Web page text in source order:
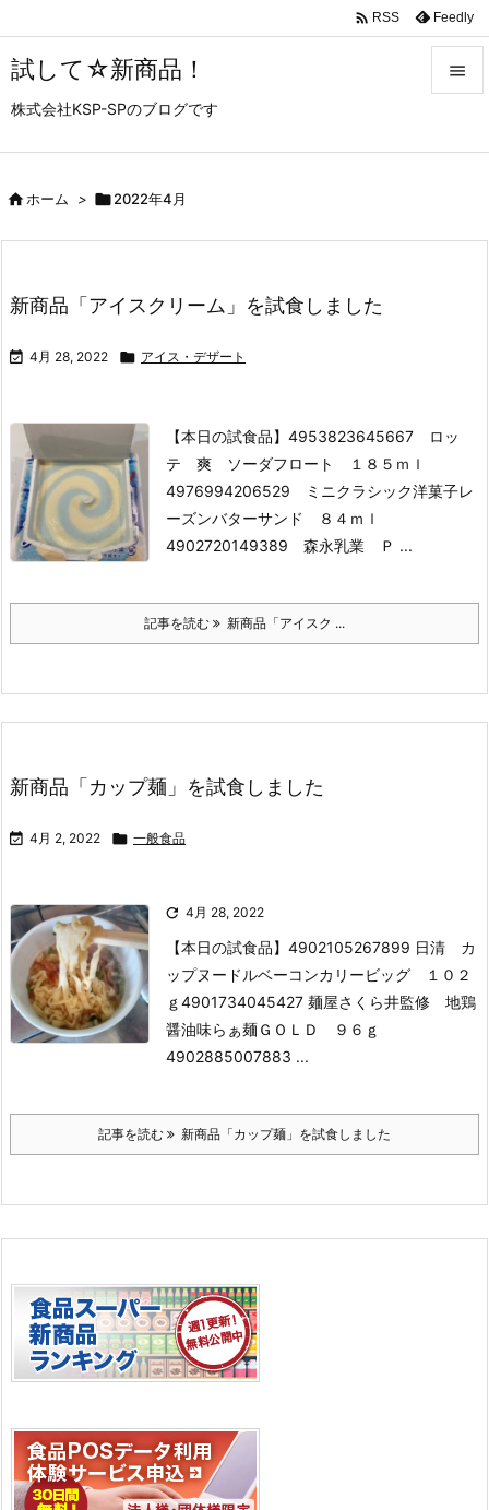
試して☆新商品！
株式会社KSP-SPのブログです

 RSS Feedly
ホーム > 2022年4月
新商品「アイスクリーム」を試食しました
 4月 28, 2022  アイス・デザート
【本日の試食品】 4953823645667 ロッ
テ 爽 ソーダフロート １８５ｍｌ
4976994206529 ミニクラシック洋菓子レ
ーズンバターサンド ８４ｍｌ
4902720149389 森永乳業 Ｐ ...
記事を読む 新商品「アイスク ...
新商品「カップ麺」を試食しました
 4月 2, 2022  一般食品
 4月 28, 2022
【本日の試食品】 4902105267899 日清 カ
ップヌードルベーコンカリービッグ １０２
ｇ 4901734045427 麺屋さくら井監修 地鶏
醤油味らぁ麺ＧＯＬＤ ９６ｇ
4902885007883 ...
記事を読む 新商品「カップ麺」を試食しました